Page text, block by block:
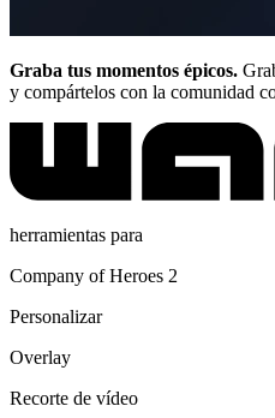
Graba tus momentos épicos.
y compártelos con la comunidad
herramientas para
Company of Heroes 2
Personalizar
Overlay
Recorte de vídeo